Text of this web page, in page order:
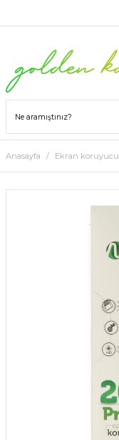
Anasayfa Ekran koruyucu